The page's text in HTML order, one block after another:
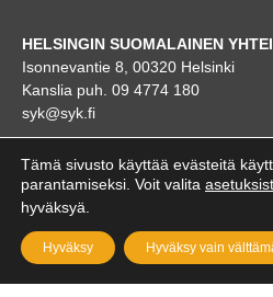
HELSINGIN SUOMALAINEN
Isonnevantie 8, 00320 Helsinki
Kanslia puh. 09 4774 180
syk@syk.fi
Tämä sivusto käyttää evästeitä
parantamiseksi. Voit valita
hyväksyä.
Hyväksy Hyväksy vain